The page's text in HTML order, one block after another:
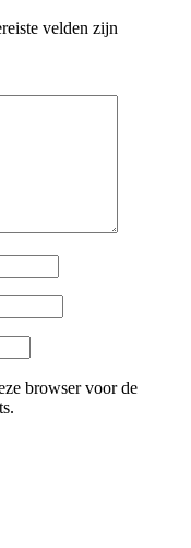
velden zijn
browser voor de